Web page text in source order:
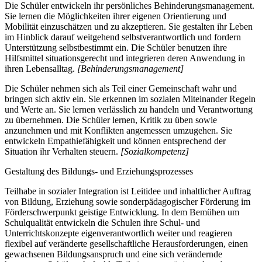
Die Schüler entwickeln ihr persönliches Behinderungsmanagement.
Sie lernen die Möglichkeiten ihrer eigenen Orientierung und
Mobilität einzuschätzen und zu akzeptieren. Sie gestalten ihr Leben
im Hinblick darauf weitgehend selbstverantwortlich und fordern
Unterstützung selbstbestimmt ein. Die Schüler benutzen ihre
Hilfsmittel situationsgerecht und integrieren deren Anwendung in
ihren Lebensalltag. [Behinderungsmanagement]
Die Schüler nehmen sich als Teil einer Gemeinschaft wahr und
bringen sich aktiv ein. Sie erkennen im sozialen Miteinander Regeln
und Werte an. Sie lernen verlässlich zu handeln und Verantwortung
zu übernehmen. Die Schüler lernen, Kritik zu üben sowie
anzunehmen und mit Konflikten angemessen umzugehen. Sie
entwickeln Empathiefähigkeit und können entsprechend der
Situation ihr Verhalten steuern. [Sozialkompetenz]
Gestaltung des Bildungs- und Erziehungsprozesses
Teilhabe in sozialer Integration ist Leitidee und inhaltlicher Auftrag
von Bildung, Erziehung sowie sonderpädagogischer Förderung im
Förderschwerpunkt geistige Entwicklung. In dem Bemühen um
Schulqualität entwickeln die Schulen ihre Schul- und
Unterrichtskonzepte eigenverantwortlich weiter und reagieren
flexibel auf veränderte gesellschaftliche Herausforderungen, einen
gewachsenen Bildungsanspruch und eine sich verändernde